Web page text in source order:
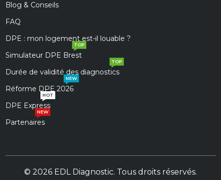
Blog & Conseils
FAQ
DPE : mon logement est-il louable ?
Simulateur DPE Brest
TOP
Durée de validité des diagnostics
TOP
Réforme DPE 2026
NEW
DPE Express
HOT
Partenaires
NEW
© 2026 EDL Diagnostic. Tous droits réservés.